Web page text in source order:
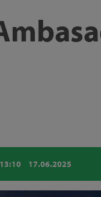
13:10 17.06.2025